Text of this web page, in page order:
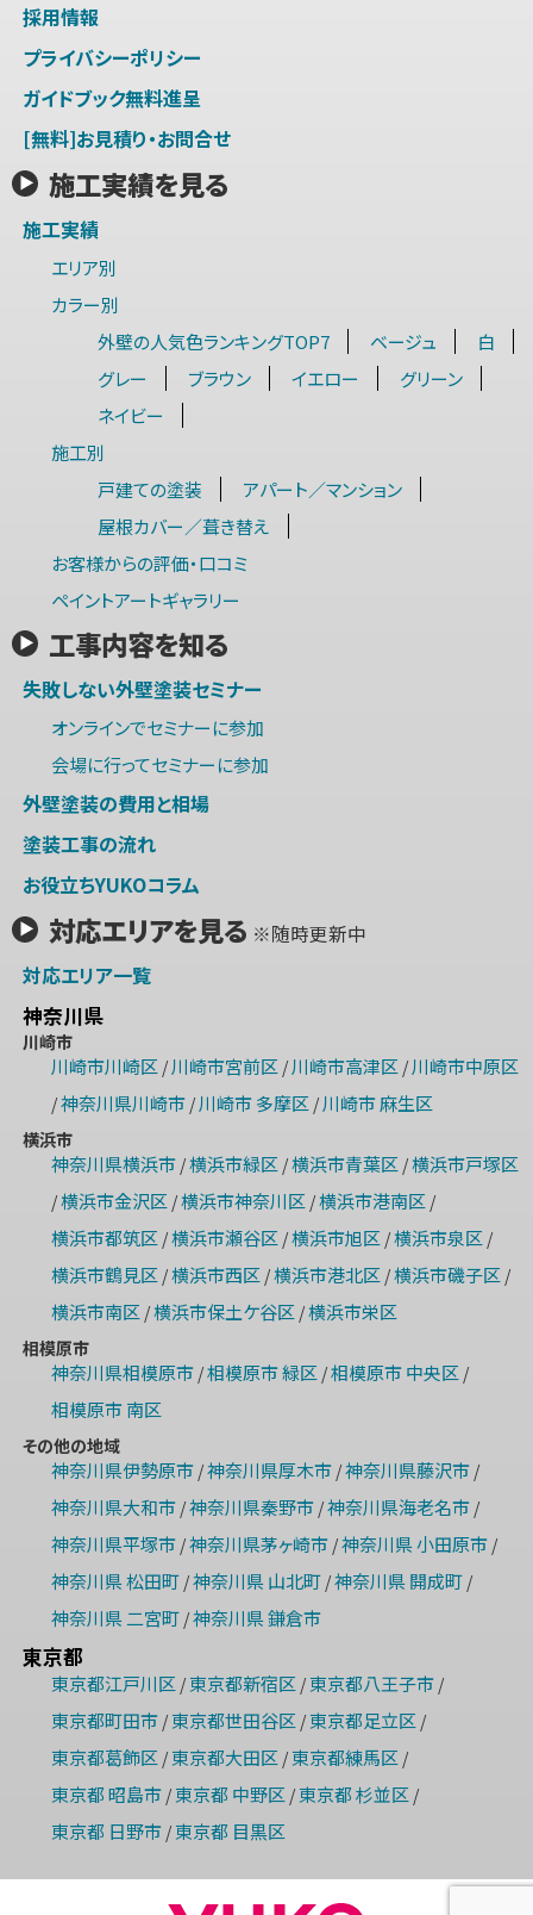
採用情報
プライバシーポリシー
ガイドブック無料進呈
[無料]お見積り・お問合せ
施工実績を見る
施工実績
エリア別
カラー別
外壁の人気色ランキングTOP7
ベージュ
白
グレー
ブラウン イエロー
グリーン
ネイビー
施工別
戸建ての塗装
アパート／マンション
屋根カバー／葺き替え
お客様からの評価・口コミ
ペイントアートギャラリー
工事内容を知る
失敗しない外壁塗装セミナー
オンラインでセミナーに参加
会場に行ってセミナーに参加
外壁塗装の費用と相場
塗装工事の流れ
お役立ちYUKOコラム
対応エリアを見る ※随時更新中
対応エリア一覧
神奈川県
川崎市
川崎市川崎区 / 川崎市宮前区 / 川崎市高津区 / 川崎市中原区
/神奈川県川崎市/ 川崎市 多摩区 / 川崎市 麻生区
横浜市
神奈川県横浜市/横浜市緑区 /横浜市青葉区 /横浜市戸塚区
/横浜市金沢区 /横浜市神奈川区 /横浜市港南区 /
横浜市都筑区 /横浜市瀬谷区 /横浜市旭区 /横浜市泉区 /
横浜市鶴見区 /横浜市西区 /横浜市港北区 /横浜市磯子区 /
横浜市南区 /横浜市保土ケ谷区 /横浜市栄区
相模原市
神奈川県相模原市/相模原市 緑区 /相模原市 中央区 /
相模原市 南区
その他の地域
神奈川県伊勢原市/神奈川県厚木市/神奈川県藤沢市/
神奈川県大和市/神奈川県秦野市/神奈川県海老名市/
神奈川県平塚市/神奈川県茅ヶ崎市/神奈川県 小田原市/
神奈川県 松田町/神奈川県 山北町/神奈川県 開成町/
神奈川県 二宮町/神奈川県 鎌倉市
東京都
東京都江戸川区 / 東京都新宿区 / 東京都八王子市/
東京都町田市/ 東京都世田谷区 / 東京都足立区 /
東京都葛飾区 / 東京都大田区 / 東京都練馬区 /
東京都 昭島市/ 東京都 中野区 / 東京都 杉並区 /
東京都 日野市/ 東京都 目黒区